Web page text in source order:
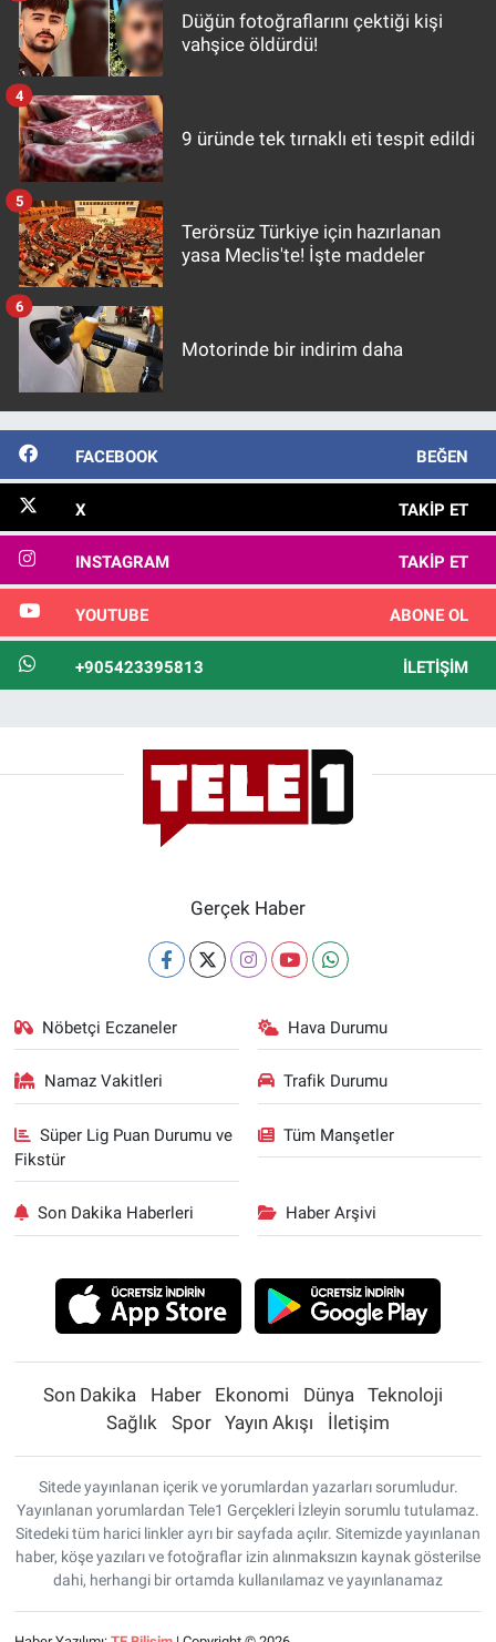
Düğün fotoğraflarını çektiği kişi
vahşice öldürdü!
9 üründe tek tırnaklı eti tespit edildi
4
Terörsüz Türkiye için hazırlanan
yasa Meclis'te! İşte maddeler
5
Motorinde bir indirim daha
6
FACEBOOK BEĞEN
X TAKIP ET
INSTAGRAM TAKIP ET
YOUTUBE ABONE OL
+905423395813 İLETIŞIM
Gerçek Haber
Nöbetçi Eczaneler Hava Durumu
Namaz Vakitleri Trafik Durumu
Süper Lig Puan Durumu ve
Fikstür
Tüm Manşetler
Son Dakika Haberleri Haber Arşivi
Son Dakika Haber Ekonomi Dünya
Teknoloji
Sağlık
Spor Yayın Akışı İletişim
Sitede yayınlanan içerik ve yorumlardan yazarları sorumludur.
Yayınlanan yorumlardan Tele1 Gerçekleri İzleyin sorumlu tutulamaz.
Sitedeki tüm harici linkler ayrı bir sayfada açılır. Sitemizde yayınlanan
haber, köşe yazıları ve fotoğraflar izin alınmaksızın kaynak gösterilse
dahi, herhangi bir ortamda kullanılamaz ve yayınlanamaz